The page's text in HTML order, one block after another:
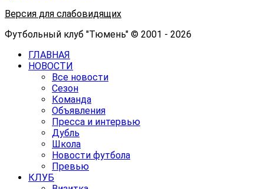
Версия для слабовидящих
Футбольный клуб "Тюмень" © 2001 - 2026
ГЛАВНАЯ
НОВОСТИ
Все новости
Сезон
Команда
Объявления
Пресса и интервью
Дубль
Школа
Новости футбола
Превью
КЛУБ